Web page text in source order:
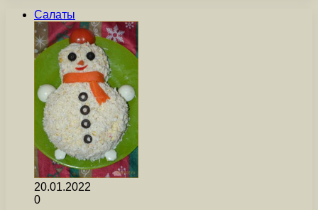
Салаты
20.01.2022
0